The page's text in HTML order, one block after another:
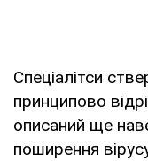
Спеціалітси
принципово
описаний ще
поширення